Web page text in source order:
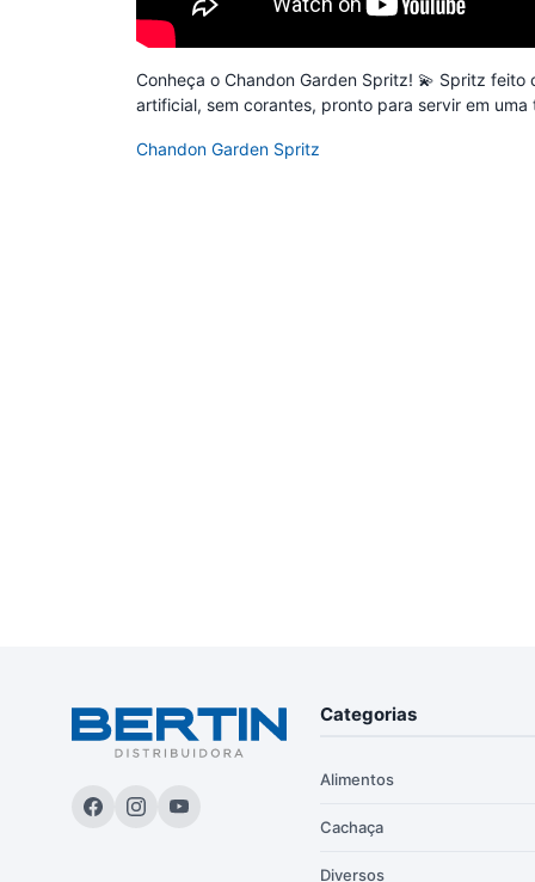
Conheça o Chandon Garden Spritz! 💫 Spritz
artificial, sem corantes, pronto para servir em uma
Chandon Garden Spritz
Categorias
Alimentos
Cachaça
Diversos